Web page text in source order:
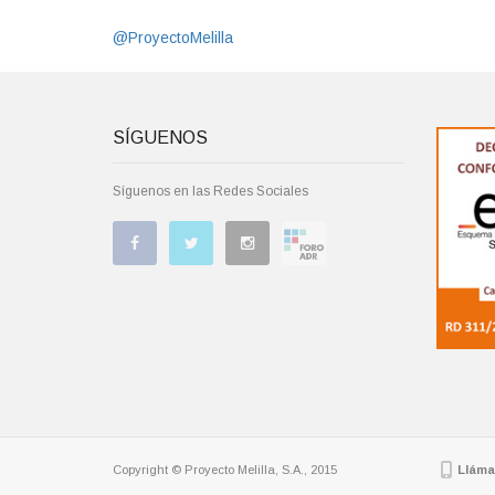
@ProyectoMelilla
SÍGUENOS
Síguenos en las Redes Sociales
Copyright © Proyecto Melilla, S.A., 2015